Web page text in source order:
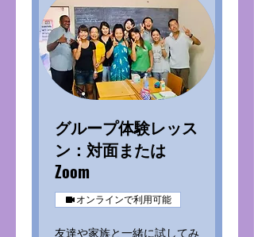
グループ体験レッス
ン：対面または
Zoom
オンラインで利用可能
友達や家族と一緒に試してみ